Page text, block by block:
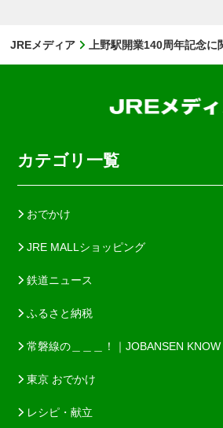
JREメディア 上野駅開業140周年記念に
カテゴリ一覧
おでかけ
JRE MALLショッピング
鉄道ニュース
ふるさと納税
常磐線の＿＿＿！｜JOBANSEN KNOW
東京 おでかけ
レシピ・献立